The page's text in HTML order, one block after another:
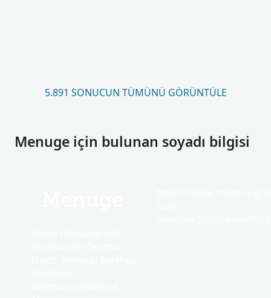
5.891 SONUCUN TÜMÜNÜ GÖRÜNTÜLE
Menuge için bulunan soyadı bilgisi